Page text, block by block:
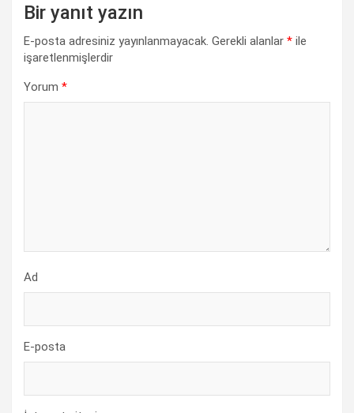
Bir yanıt yazın
E-posta adresiniz yayınlanmayacak. Gerekli alanlar * ile
işaretlenmişlerdir
Yorum *
Ad
E-posta